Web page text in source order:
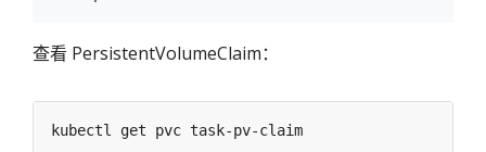
查看 PersistentVolumeClaim：